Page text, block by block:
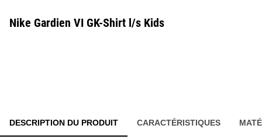
Nike Gardien VI GK-Shirt l/s Kids
DESCRIPTION DU PRODUIT CARACTÉRISTIQUES